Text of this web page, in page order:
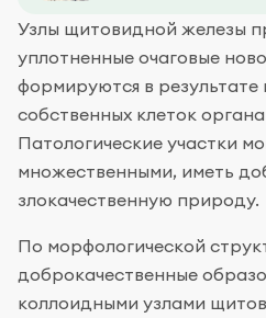
Узлы щитовидной железы
уплотненные очаговые
формируются в результате
собственных клеток
Патологические участки
множественными, иметь
злокачественную природу.
По морфологической
доброкачественные
коллоидными узлами